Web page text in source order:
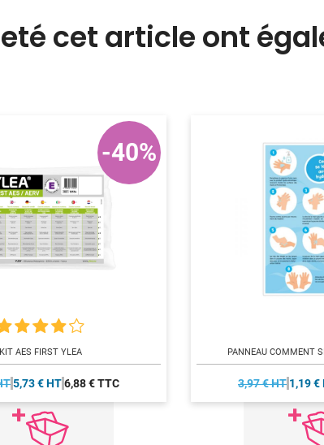
cet article ont
KIT AES FIRST YLEA
5,73 € HT6,88 € TTC
-40%
PANNEAU COMMENT
3,97 € HT 1,19 €